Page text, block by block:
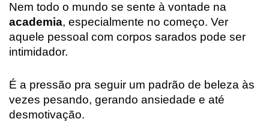
Nem todo o mundo se sente à vontade na
academia, especialmente no começo. Ver
aquele pessoal com corpos sarados pode ser
intimidador.
É a pressão pra seguir um padrão de beleza às
vezes pesando, gerando ansiedade e até
desmotivação.